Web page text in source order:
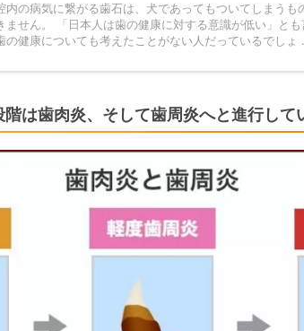
内の病気に繋がる歯石は、犬であってもついてしまうも
ません。 「日本人は歯の健康に対する意識が低い」と
の健康についても考えたことがない人だっているでしょ
は歯肉炎、そして歯周炎へと進行して